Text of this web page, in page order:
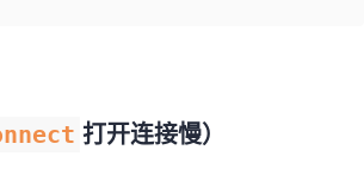
​打开连接慢）